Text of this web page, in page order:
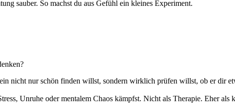
sauber. So machst du aus Gefühl ein kleines Experiment.
nicht nur schön finden willst, sondern wirklich prüfen willst, ob er dir
Unruhe oder mentalem Chaos kämpfst. Nicht als Therapie. Eher